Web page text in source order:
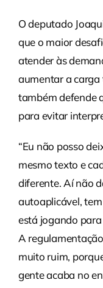
O deputado
que o maior
atender às
aumentar a
também defende
para evitar
“Eu não posso
mesmo texto e
diferente. Aí não
autoaplicável,
está jogando
A
muito ruim,
gente acaba no